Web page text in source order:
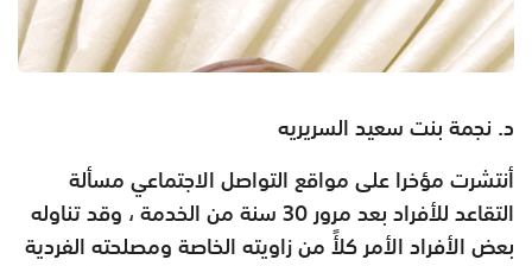
د. نجمة بنت سعيد السريريه
أنتشرت مؤخرا على مواقع التواصل الاجتماعي مسألة
التقاعد للأفراد بعد مرور 30 سنة من الخدمة ، وقد تناوله
بعض الأفراد الأمر كلأً من زاويته الخاصة ومصلحته الفردية